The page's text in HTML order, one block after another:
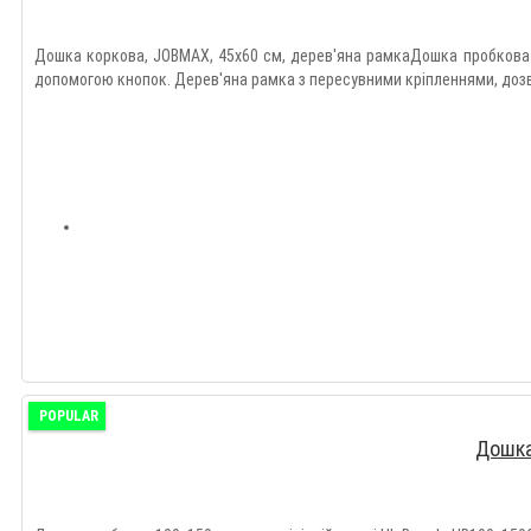
Дошка коркова, JOBMAX, 45x60 см, дерев'яна рамкаДошка пробкова
допомогою кнопок. Дерев'яна рамка з пересувними кріпленнями,
POPULAR